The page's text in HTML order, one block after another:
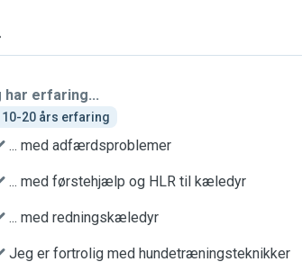
har erfaring...
10-20 års erfaring
... med adfærdsproblemer
... med førstehjælp og HLR til kæledyr
... med redningskæledyr
Jeg er fortrolig med hundetræningsteknikker